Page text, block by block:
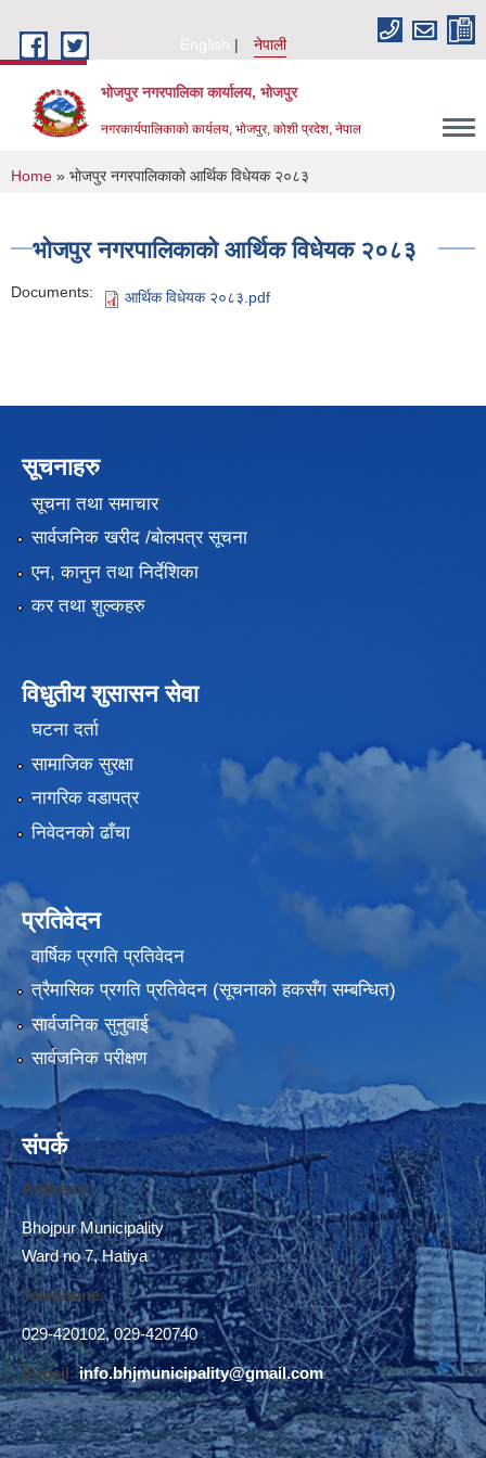
English
नेपाली
भोजपुर नगरपालिका कार्यालय, भाेजपुर
नगरकार्यपालिकाकाे कार्यलय, भाेजपुर, कोशी प्रदेश, नेपाल
You are here
Home » भाेजपुर नगरपालिकाको आर्थिक विधेयक २०८३
भाेजपुर नगरपालिकाको आर्थिक विधेयक २०८३
Documents: आर्थिक विधेयक २०८३.pdf
सूचनाहरु
सूचना तथा समाचार
सार्वजनिक खरीद /बोलपत्र सूचना
एन, कानुन तथा निर्देशिका
कर तथा शुल्कहरु
विधुतीय शुसासन सेवा
घटना दर्ता
सामाजिक सुरक्षा
नागरिक वडापत्र
निवेदनको ढाँचा
प्रतिवेदन
वार्षिक प्रगति प्रतिवेदन
त्रैमासिक प्रगति प्रतिवेदन (सूचनाकाे हकसँग सम्बन्धित)
सार्वजनिक सुनुवाई
सार्वजनिक परीक्षण
संपर्क
Address:
Bhojpur Municipality
Ward no 7, Hatiya
Telephone:
029-420102,029-420740
E-mail:info.bhjmunicipality@gmail.com